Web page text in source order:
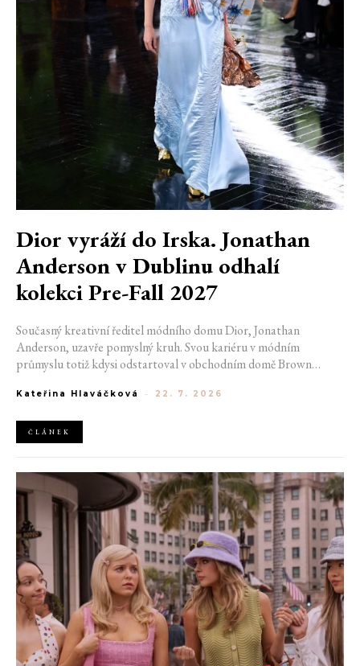
Dior vyráží do Irska. Jonathan
Anderson v Dublinu odhalí
kolekci Pre-Fall 2027
Současný kreativní ředitel módního domu Dior, Jonathan
Anderson, uzavře pomyslný kruh. Svou kariéru v módním
průmyslu totiž kdysi odstartoval v obchodním domě Brown
jedné z největších luxusních značek světa. V prosinci totiž v
Fall 2027.
Kateřina Hlaváčková - 22. 7. 2026
ČLÁNEK